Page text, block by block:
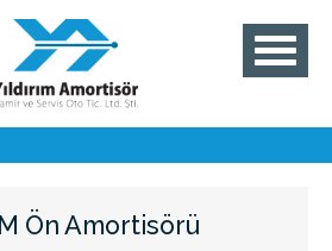
Ön Amortisörü